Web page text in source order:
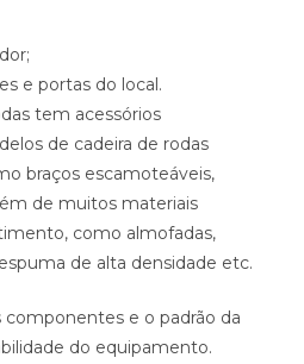
e portas do local.
tem acessórios
de cadeira de rodas
braços escamoteáveis,
de muitos materiais
como almofadas,
de alta densidade etc.
e o padrão da
do equipamento.